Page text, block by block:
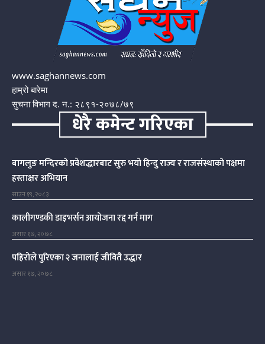
www.saghannews.com
हाम्रो बारेमा
सुचना विभाग द. न.: २८९१-२०७८/७९
धेरै कमेन्ट गरिएका
बागलुङ मन्दिरको प्रवेशद्धारबाट सुरु भयो हिन्दु राज्य र राजसंस्थाको पक्षमा
हस्ताक्षर अभियान
साउन १९, २०८३
कालीगण्डकी डाइभर्सन आयोजना रद्द गर्न माग
असार १७, २०७८
पहिरोले पुरिएका २ जनालाई जीवितै उद्धार
असार १७, २०७८